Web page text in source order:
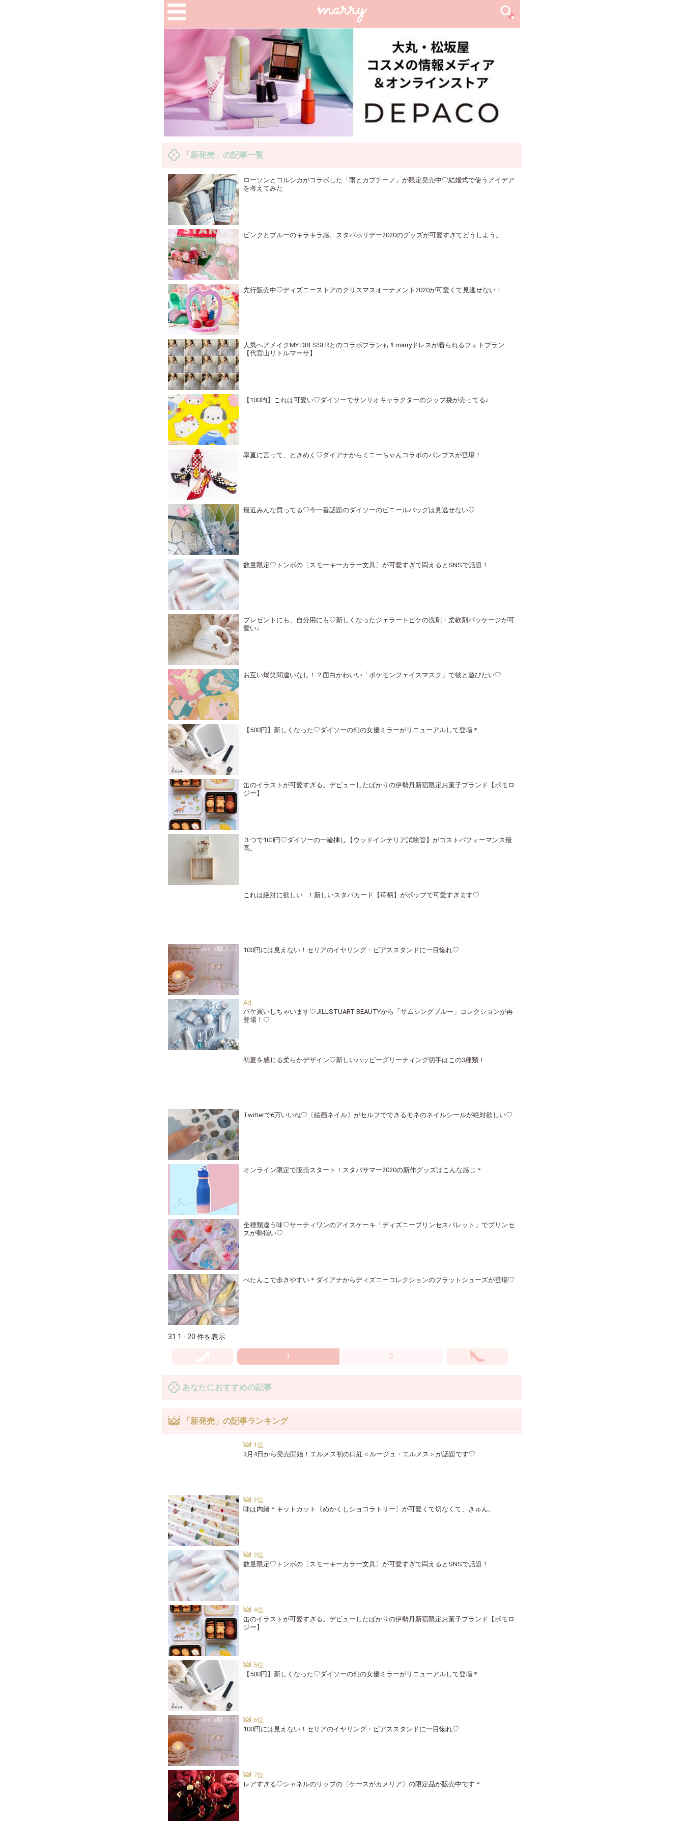
「新発売」の記事一覧
ローソンとヨルシカがコラボした「雨とカプチーノ」が限定発売中♡結婚式で使うアイデア
を考えてみた
ピンクとブルーのキラキラ感。スタバホリデー2020のグッズが可愛すぎてどうしよう。
先行販売中♡ディズニーストアのクリスマスオーナメント2020が可愛くて見逃せない！
人気ヘアメイクMY DRESSERとのコラボプランも💄marryドレスが着られるフォトプラン
【代官山リトルマーサ】
【100均】これは可愛い♡ダイソーでサンリオキャラクターのジップ袋が売ってる♩
率直に言って、ときめく♡ダイアナからミニーちゃんコラボのパンプスが登場！
最近みんな買ってる♡今一番話題のダイソーのビニールバッグは見逃せない♡
数量限定♡トンボの〔スモーキーカラー文具〕が可愛すぎて悶えるとSNSで話題！
プレゼントにも、自分用にも♡新しくなったジェラートピケの洗剤・柔軟剤パッケージが可
愛い♩
お互い爆笑間違いなし！？面白かわいい「ポケモンフェイスマスク」で彼と遊びたい♡
【500円】新しくなった♡ダイソーの幻の女優ミラーがリニューアルして登場＊
缶のイラストが可愛すぎる。デビューしたばかりの伊勢丹新宿限定お菓子ブランド【ポモロ
ジー】
３つで100円♡ダイソーの一輪挿し【ウッドインテリア試験管】がコストパフォーマンス最
高。
これは絶対に欲しい...！新しいスタバカード【苺柄】がポップで可愛すぎます♡
100円には見えない！セリアのイヤリング・ピアススタンドに一目惚れ♡
パケ買いしちゃいます♡JILLSTUART BEAUTYから「サムシングブルー」コレクションが再
登場！♡
初夏を感じる柔らかデザイン♡新しいハッピーグリーティング切手はこの3種類！
Twitterで6万いいね♡〔絵画ネイル〕がセルフでできるモネのネイルシールが絶対欲しい♡
オンライン限定で販売スタート！スタバサマー2020の新作グッズはこんな感じ＊
全種類違う味♡サーティワンのアイスケーキ「ディズニープリンセスパレット」でプリンセ
スが勢揃い♡
ぺたんこで歩きやすい＊ダイアナからディズニーコレクションのフラットシューズが登場♡
31 1 - 20 件を表示
1 2
あなたにおすすめの記事
「新発売」の記事ランキング
3月4日から発売開始！エルメス初の口紅＜ルージュ・エルメス＞が話題です♡
味は内緒＊キットカット〔めかくしショコラトリー〕が可愛くて切なくて、きゅん。
数量限定♡トンボの〔スモーキーカラー文具〕が可愛すぎて悶えるとSNSで話題！
缶のイラストが可愛すぎる。デビューしたばかりの伊勢丹新宿限定お菓子ブランド【ポモロ
ジー】
【500円】新しくなった♡ダイソーの幻の女優ミラーがリニューアルして登場＊
100円には見えない！セリアのイヤリング・ピアススタンドに一目惚れ♡
レアすぎる♡シャネルのリップの〔ケースがカメリア〕の限定品が販売中です＊